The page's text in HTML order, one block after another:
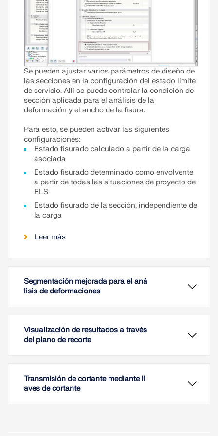
Se pueden ajustar varios parámetros de diseño de
las secciones en la configuración del estado límite
de servicio. Allí se puede controlar la condición de
sección aplicada para el análisis de la
deformación y el ancho de la fisura.
Para esto, se pueden activar las siguientes
configuraciones:
Estado fisurado calculado a partir de la carga
asociada
Estado fisurado determinado como envolvente
a partir de todas las situaciones de proyecto de
ELS
Estado fisurado de la sección, independiente de
la carga
Leer más
Segmentación mejorada para el aná
lisis de deformaciones
Visualización de resultados a través
del plano de recorte
Transmisión de cortante mediante ll
aves de cortante